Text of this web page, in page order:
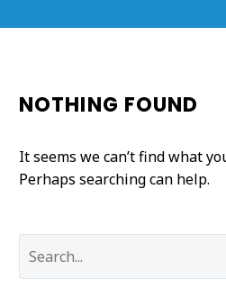
NOTHING FOUND
It seems we can’t find what
Perhaps searching can help.